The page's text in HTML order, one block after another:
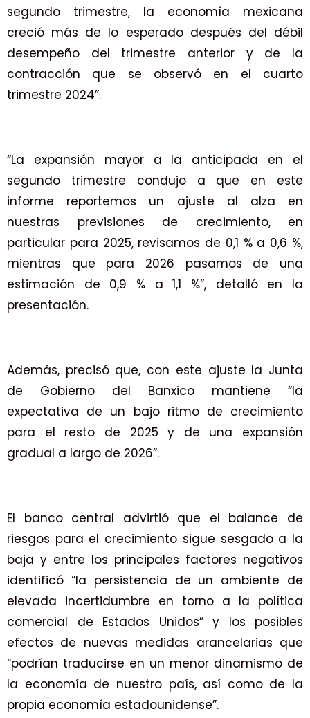
segundo trimestre, la economía mexicana
creció más de lo esperado después del débil
desempeño del trimestre anterior y de la
contracción que se observó en el cuarto
trimestre 2024”.
“La expansión mayor a la anticipada en el
segundo trimestre condujo a que en este
informe reportemos un ajuste al alza en
nuestras previsiones de crecimiento, en
particular para 2025, revisamos de 0,1 % a 0,6 %,
mientras que para 2026 pasamos de una
estimación de 0,9 % a 1,1 %”, detalló en la
presentación.
Además, precisó que, con este ajuste la Junta
de Gobierno del Banxico mantiene “la
expectativa de un bajo ritmo de crecimiento
para el resto de 2025 y de una expansión
gradual a largo de 2026”.
El banco central advirtió que el balance de
riesgos para el crecimiento sigue sesgado a la
baja y entre los principales factores negativos
identificó “la persistencia de un ambiente de
elevada incertidumbre en torno a la política
comercial de Estados Unidos” y los posibles
efectos de nuevas medidas arancelarias que
“podrían traducirse en un menor dinamismo de
la economía de nuestro país, así como de la
propia economía estadounidense”.